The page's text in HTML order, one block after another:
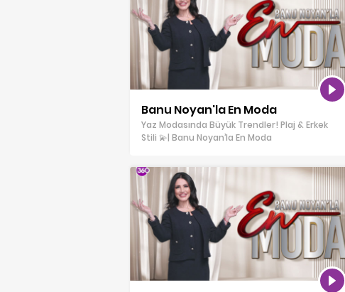
Banu Noyan'la En Moda
Yaz Modasında Büyük Trendler! Plaj & Erkek
Stili 💫| Banu Noyan’la En Moda